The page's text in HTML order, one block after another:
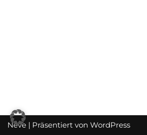
Neve | Präsentiert von WordPress